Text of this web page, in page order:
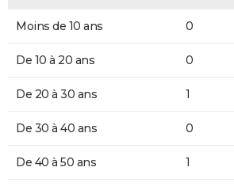
Moins de 10 ans 0
De 10 à 20 ans 0
De 20 à 30 ans 1
De 30 à 40 ans 0
De 40 à 50 ans 1